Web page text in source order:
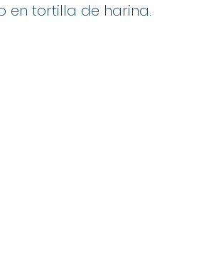
en tortilla de harina.